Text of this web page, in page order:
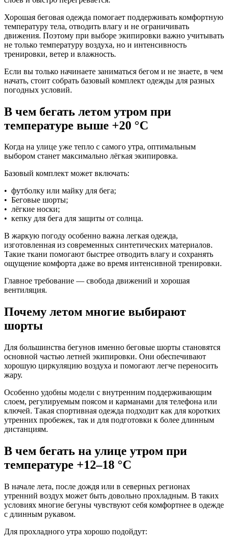
Хорошая беговая одежда помогает поддерживать комфортную
температуру тела, отводить влагу и не ограничивать
движения. Поэтому при выборе экипировки важно учитывать
не только температуру воздуха, но и интенсивность
тренировки, ветер и влажность.
Если вы только начинаете заниматься бегом и не знаете, в чем
начать, стоит собрать базовый комплект одежды для разных
погодных условий.
В чем бегать летом утром при
температуре выше +20 °C
Когда на улице уже тепло с самого утра, оптимальным
выбором станет максимально лёгкая экипировка.
Базовый комплект может включать:
• футболку или майку для бега;
• Беговые шорты;
• лёгкие носки;
• кепку для бега для защиты от солнца.
В жаркую погоду особенно важна легкая одежда,
изготовленная из современных синтетических материалов.
Такие ткани помогают быстрее отводить влагу и сохранять
ощущение комфорта даже во время интенсивной тренировки.
Главное требование — свобода движений и хорошая
вентиляция.
Почему летом многие выбирают
шорты
Для большинства бегунов именно беговые шорты становятся
основной частью летней экипировки. Они обеспечивают
хорошую циркуляцию воздуха и помогают легче переносить
жару.
Особенно удобны модели с внутренним поддерживающим
слоем, регулируемым поясом и карманами для телефона или
ключей. Такая спортивная одежда подходит как для коротких
утренних пробежек, так и для подготовки к более длинным
дистанциям.
В чем бегать на улице утром при
температуре +12–18 °C
В начале лета, после дождя или в северных регионах
утренний воздух может быть довольно прохладным. В таких
условиях многие бегуны чувствуют себя комфортнее в одежде
с длинным рукавом.
Для прохладного утра хорошо подойдут: